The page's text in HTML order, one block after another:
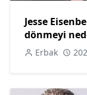
Jesse
dönmeyi
Erbak